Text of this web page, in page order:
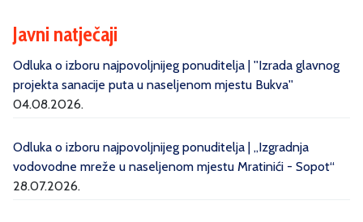
Javni natječaji
Odluka o izboru najpovoljnijeg ponuditelja | ''Izrada glavnog
projekta sanacije puta u naseljenom mjestu Bukva''
04.08.2026.
Odluka o izboru najpovoljnijeg ponuditelja | „Izgradnja
vodovodne mreže u naseljenom mjestu Mratinići - Sopot“
28.07.2026.